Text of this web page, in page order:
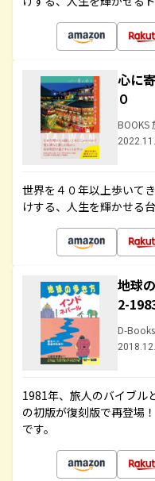
心に
０
BOOKS
世界を４０年以上歩いて
けする、人生を輝かせる
地球
2-
D-Books
1981年、旅人のバイブル
の初版が復刻版で再登場
です。